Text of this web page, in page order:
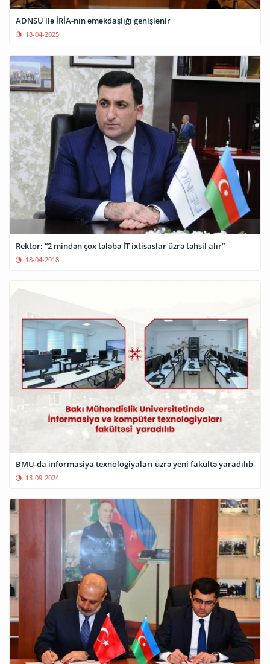
ADNSU ilə İRİA-nın əməkdaşlığı genişlənir
18-04-2025
Rektor: “2 mindən çox tələbə İT ixtisaslar üzrə təhsil alır”
18-04-2018
BMU-da informasiya texnologiyaları üzrə yeni fakültə yaradılıb
13-09-2024